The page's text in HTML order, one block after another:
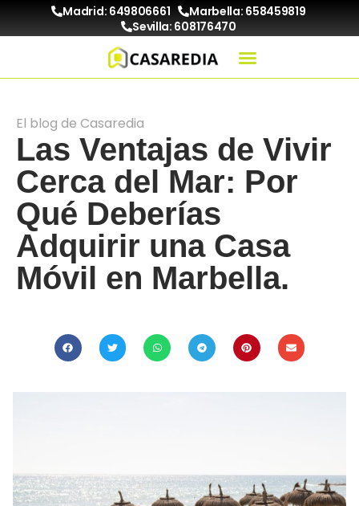
Madrid: 649806661
Marbella: 658459819
Sevilla: 608176470
El blog de Casaredia
Las Ventajas de Vivir
Cerca del Mar: Por
Qué Deberías
Adquirir una Casa
Móvil en Marbella.